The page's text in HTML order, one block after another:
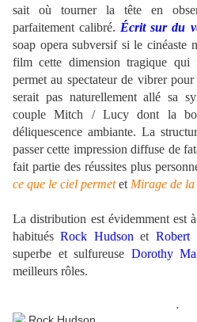
sait où tourner la tête en
parfaitement calibré. Écrit sur du
soap opera subversif si le cinéaste
film cette dimension tragique qui
permet au spectateur de vibrer
serait pas naturellement allé sa
couple Mitch / Lucy dont la
déliquescence ambiante. La
passer cette impression diffuse de
fait partie des réussites plus
ce que le ciel permetet Mirage de la
La distribution est évidemment est
habituésRock Hudson et Robert
superbe et sulfureuse Dorothy
meilleurs rôles.
.